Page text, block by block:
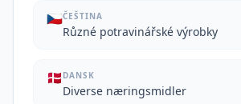
🇨🇿ČEŠTINA
Různé potravinářské výrobky
🇩🇰 DANSK
Diverse næringsmidler